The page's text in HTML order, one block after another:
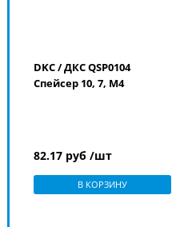
DKC / ДКС QSP0104
Спейсер 10, 7, М4
82.17 руб /шт
В КОРЗИНУ